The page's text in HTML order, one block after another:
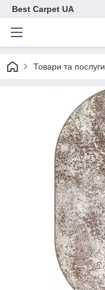
Best Carpet UA
Товари та послуги